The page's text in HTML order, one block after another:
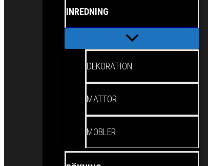
INREDNING
DEKORATION
MATTOR
MÖBLER